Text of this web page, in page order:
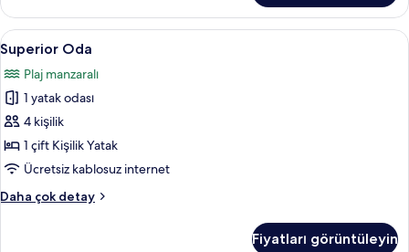
fazla
detay
Superior
Oda
için
tüm
fotoğrafları
görün
Superior Oda | Kuştüyü yorgan,
13
Superior Oda
Plaj manzaralı
1 yatak odası
4 kişilik
1 çift Kişilik Yatak
Ücretsiz kablosuz internet
Daha çok detay
Superior
Fiyatları görüntüleyin